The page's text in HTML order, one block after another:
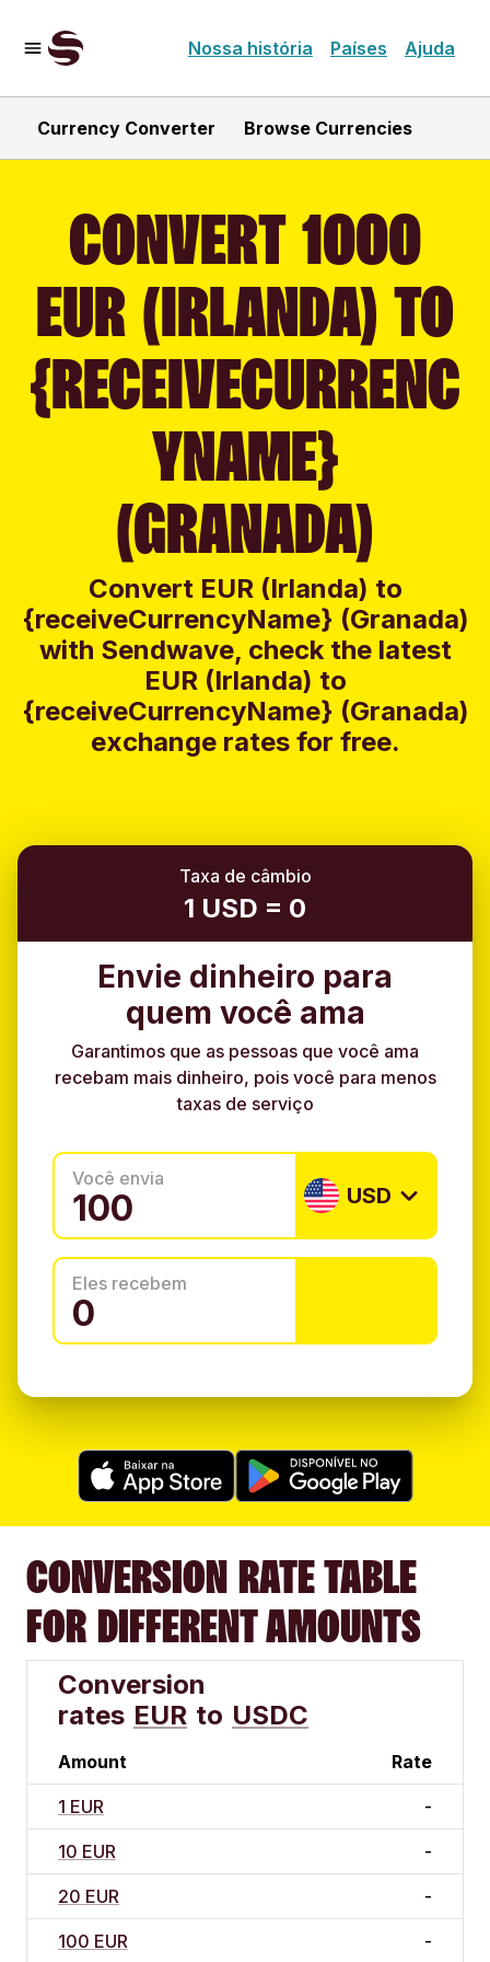
Nossa história Países Ajuda
Currency Converter Browse Currencies
CONVERT 1000
EUR (IRLANDA) TO
{RECEIVECURRENC
YNAME}
(GRANADA)
Convert EUR (Irlanda) to
{receiveCurrencyName} (Granada)
with Sendwave, check the latest
EUR (Irlanda) to
{receiveCurrencyName} (Granada)
exchange rates for free.
Taxa de câmbio
1 USD = 0
Envie dinheiro para
quem você ama
Garantimos que as pessoas que você ama
recebam mais dinheiro, pois você para menos
taxas de serviço
Você envia
USD
Eles recebem
CONVERSION RATE TABLE
FOR DIFFERENT AMOUNTS
Conversion
rates EUR to USDC
Amount Rate
1 EUR -
10 EUR -
20 EUR -
100 EUR -